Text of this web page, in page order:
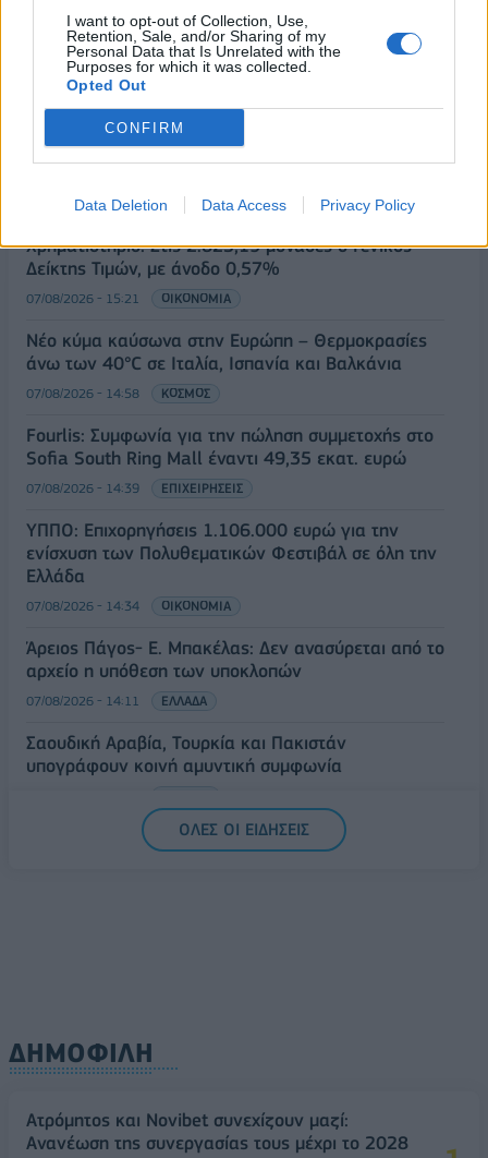
I want to opt-out of Collection, Use,
Retention, Sale, and/or Sharing of my
Personal Data that Is Unrelated with the
Purposes for which it was collected.
Opted Out
CONFIRM
Data Deletion Data Access Privacy Policy
Στρατηγική επένδυση του EFA GROUP στη Fractal
για την ανάπτυξη προηγμένων αμυντικών
τεχνολογιών
07/08/2026 - 16:11 ΕΠΙΧΕΙΡΗΣΕΙΣ
Συνάλλαγμα: Το ευρώ ενισχύεται 0,08%, στα
07/08/2026 - 15:45 ΟΙΚΟΝΟΜΙΑ
Χρηματιστήριο: Στις 2.623,19 μονάδες ο Γενικός
Δείκτης Τιμών, με άνοδο 0,57%
07/08/2026 - 15:21 ΟΙΚΟΝΟΜΙΑ
Νέο κύμα καύσωνα στην Ευρώπη – Θερμοκρασίες
άνω των 40°C σε Ιταλία, Ισπανία και Βαλκάνια
07/08/2026 - 14:58 ΚΟΣΜΟΣ
Fourlis: Συμφωνία για την πώληση συμμετοχής στο
Sofia South Ring Mall έναντι 49,35 εκατ. ευρώ
07/08/2026 - 14:39 ΕΠΙΧΕΙΡΗΣΕΙΣ
ΥΠΠΟ: Επιχορηγήσεις 1.106.000 ευρώ για την
ενίσχυση των Πολυθεματικών Φεστιβάλ σε όλη την
Ελλάδα
07/08/2026 - 14:34 ΟΙΚΟΝΟΜΙΑ
Άρειος Πάγος- Ε. Μπακέλας: Δεν ανασύρεται από το
αρχείο η υπόθεση των υποκλοπών
07/08/2026 - 14:11 ΕΛΛΑΔΑ
Σαουδική Αραβία, Τουρκία και Πακιστάν
υπογράφουν κοινή αμυντική συμφωνία
ΟΛΕΣ ΟΙ ΕΙΔΗΣΕΙΣ
ΔΗΜΟΦΙΛΗ
Ατρόμητος και Novibet συνεχίζουν μαζί:
Ανανέωση της συνεργασίας τους μέχρι το 2028